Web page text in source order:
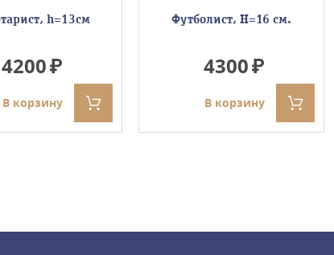
h=13см
4200
В корзину
Футболист, Н=16 см.
4300
В корзину